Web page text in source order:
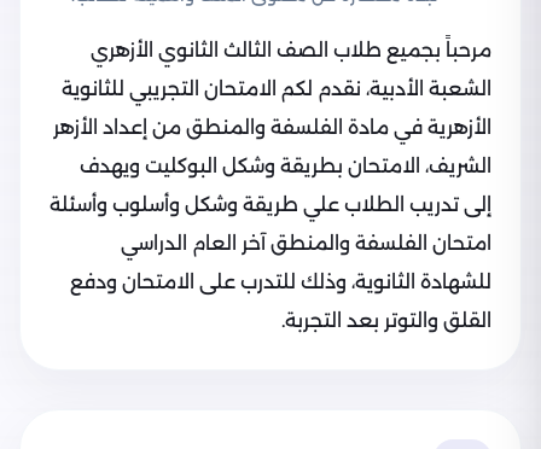
مرحباً بجميع طلاب الصف الثالث الثانوي الأزهري
الشعبة الأدبية، نقدم لكم الامتحان التجريبي للثانوية
الأزهرية في مادة الفلسفة والمنطق من إعداد الأزهر
الشريف، الامتحان بطريقة وشكل البوكليت ويهدف
إلى تدريب الطلاب علي طريقة وشكل وأسلوب وأسئلة
امتحان الفلسفة والمنطق آخر العام الدراسي
للشهادة الثانوية، وذلك للتدرب على الامتحان ودفع
القلق والتوتر بعد التجربة.